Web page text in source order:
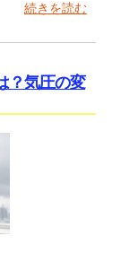
続きを読む
？気圧の変